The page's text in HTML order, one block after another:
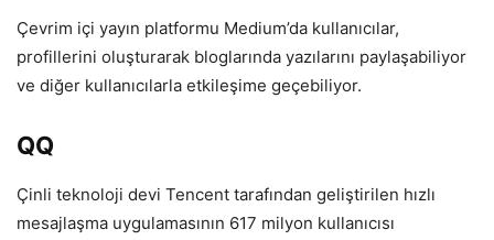
Çevrim içi yayın platformu Medium’da kullanıcılar,
profillerini oluşturarak bloglarında yazılarını paylaşabiliyor
ve diğer kullanıcılarla etkileşime geçebiliyor.
QQ
Çinli teknoloji devi Tencent tarafından geliştirilen hızlı
mesajlaşma uygulamasının 617 milyon kullanıcısı